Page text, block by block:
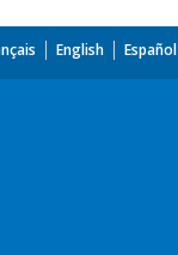
English Español